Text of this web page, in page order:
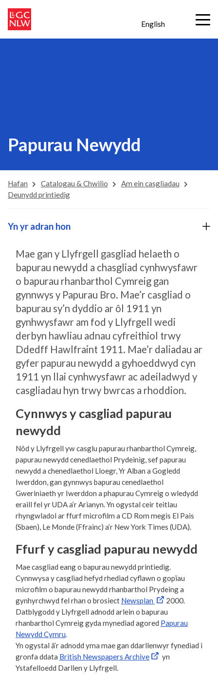
English
Papurau Newydd
Hafan Catalogau & Chwilio
Am ein casgliadau
Deunydd printiedig
Mae gan y Llyfrgell gasgliad helaeth o
bapurau newydd a chasgliad cynhwysfawr
o bapurau rhanbarthol Cymreig gan
gynnwys y Papurau Bro. Mae’r casgliad o
bapurau sy’n dyddio ar ôl 1911 yn
gynhwysfawr am fod y Llyfrgell wedi
derbyn hawliau adnau cyfreithiol trwy
Ddedff Hawlfraint 1911. Mae’r daliadau ar
gyfer papurau newydd a gyhoeddwyd cyn
1911 yn llai cynhwysfawr ac adeiladwyd y
casgliadau hyn trwy bwrcas a rhoddion.
Cynnwys y casgliad papurau
newydd
Nôd y Llyfrgell yw casglu papurau rhanbarthol Cymreig,
papurau newydd cenedlaethol Prydeinig, sef papurau
newydd a chenedlaethol Lloegr, Yr Alban a Gogledd
Iwerddon, gan gynnwys bapurau cenedlaethol
Gweriniaeth yr Iwerddon a phapurau Cymreig o wledydd
eraill fel yr UDA a’r Arianyn. Yn ogystal ceir teitlau
rhyngwladol ar ffurf microfilm a CD Rom megis El Pais
(Sbaen), Le Monde (Ffrainc) a’r New York Times (UDA).
Ffurf y casgliad papurau newydd
Mae casgliad eang o bapurau newydd printiedig.
Cynnwysa y casgliad hefyd rhediad cyflawn o gopïau
microfilm o bapurau newydd rhanbarthol Prydeing a
gynhyrchwyd fel rhan o brosiect Newsplan
2000.
Datblygodd y Llyfrgell adnodd arlein o bapurau
rhanbarthol Cymreig gyda mynediad agored Papurau
Newydd Cymru.
Yn ogystal â’r adnodd yma mae gan ddarllenwyr fynediad i
gronfa ddata British Newspapers Archive
yn
Ystafelloedd Darllen y Llyfrgell.
Yn yr adran hon